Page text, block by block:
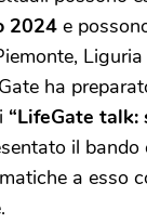
2024 e
Liguria
ha
“LifeGate
il bando
a esso